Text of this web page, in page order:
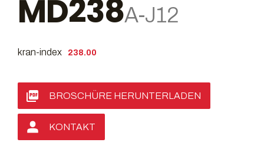
MD238A-J12
kran-index 238.00
BROSCHÜRE HERUNTERLADEN
KONTAKT